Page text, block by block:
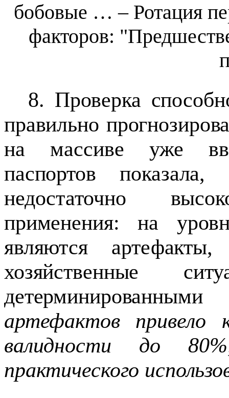
бобовые … – Ротация
факторов:
8. Проверка
правильно
на массиве уже
паспортов показала,
недостаточно
применения: на
являются
хозяйственные
артефактов привело
валидности до
практического